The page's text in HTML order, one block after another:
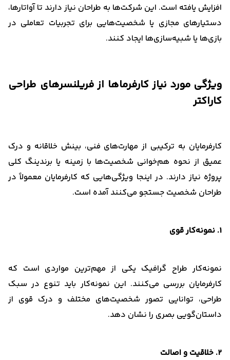
افزایش یافته است. این شرکت‌ها به طراحان نیاز دارند تا آواتارها،
دستیارهای مجازی یا شخصیت‌هایی برای تجربیات تعاملی در
بازی‌ها یا شبیه‌سازی‌ها ایجاد کنند.
ویژگی مورد نیاز کارفرماها از فریلنسرهای طراحی
کاراکتر
کارفرمایان به ترکیبی از مهارت‌های فنی، بینش خلاقانه و درک
عمیق از نحوه هم‌خوانی شخصیت‌ها با زمینه یا برندینگ کلی
پروژه نیاز دارند. در اینجا ویژگی‌هایی که کارفرمایان معمولاً در
طراحان شخصیت جستجو می‌کنند آمده است.
1. نمونه‌کار قوی
نمونه‌کار طراح گرافیک یکی از مهم‌ترین مواردی است که
کارفرمایان بررسی می‌کنند. این نمونه‌کار باید تنوع در سبک
طراحی، توانایی تصور شخصیت‌های مختلف و درک قوی از
داستان‌گویی بصری را نشان دهد.
2. خلاقیت و اصالت